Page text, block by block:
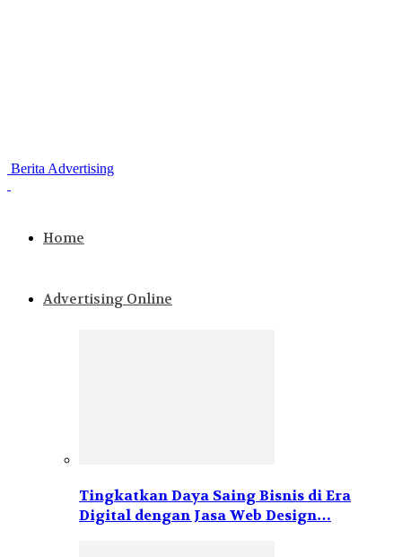
Berita Advertising
Home
Advertising Online
Tingkatkan Daya Saing Bisnis di Era
Digital dengan Jasa Web Design…